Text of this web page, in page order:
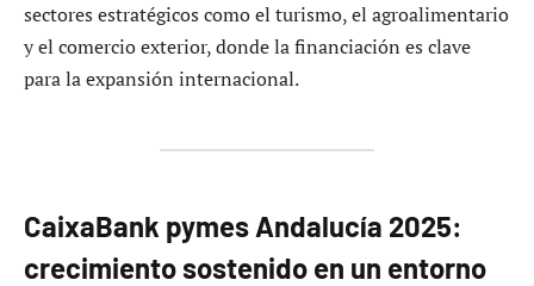
sectores estratégicos como el turismo, el agroalimentario
y el comercio exterior, donde la financiación es clave
para la expansión internacional.
CaixaBank pymes Andalucía 2025:
crecimiento sostenido en un entorno